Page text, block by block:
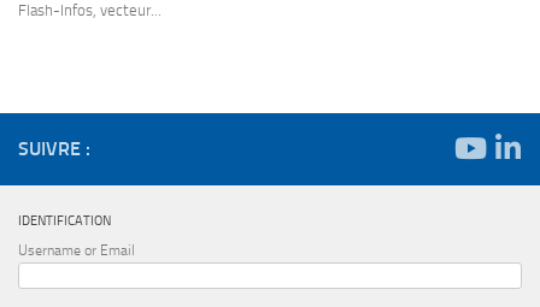
Flash-Infos, vecteur...
SUIVRE :
IDENTIFICATION
Username or Email